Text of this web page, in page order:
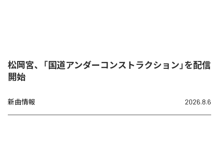
松岡宮、「国道アンダーコンストラクション」を配信
開始
新曲情報 2026.8.6